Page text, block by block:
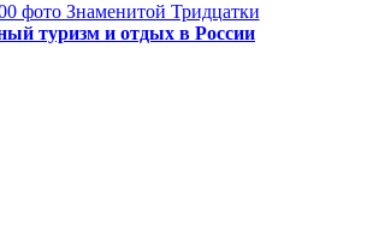
фото Знаменитой Тридцатки
туризм и отдых в России